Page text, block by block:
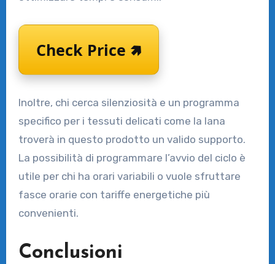
Check Price 🢅
Inoltre, chi cerca silenziosità e un programma
specifico per i tessuti delicati come la lana
troverà in questo prodotto un valido supporto.
La possibilità di programmare l’avvio del ciclo è
utile per chi ha orari variabili o vuole sfruttare
fasce orarie con tariffe energetiche più
convenienti.
Conclusioni